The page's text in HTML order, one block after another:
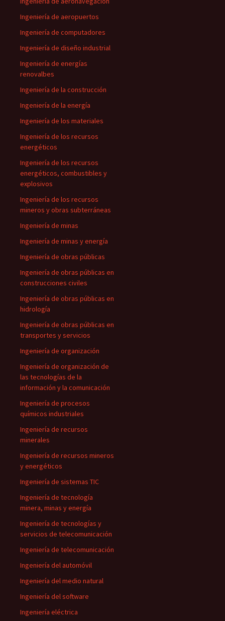
Ingeniería de aeropuertos
Ingeniería de computadores
Ingeniería de diseño industrial
Ingeniería de energías
renovalbes
Ingeniería de la construcción
Ingeniería de la energía
Ingeniería de los materiales
Ingeniería de los recursos
energéticos
Ingeniería de los recursos
energéticos, combustibles y
explosivos
Ingeniería de los recursos
mineros y obras subterráneas
Ingeniería de minas
Ingeniería de minas y energía
Ingeniería de obras públicas
Ingeniería de obras públicas en
construcciones civiles
Ingeniería de obras públicas en
hidrología
Ingeniería de obras públicas en
transportes y servicios
Ingeniería de organización
Ingeniería de organización de
las tecnologías de la
información y la comunicación
Ingeniería de procesos
químicos industriales
Ingeniería de recursos
minerales
Ingeniería de recursos mineros
y energéticos
Ingeniería de sistemas TIC
Ingeniería de tecnología
minera, minas y energía
Ingeniería de tecnologías y
servicios de telecomunicación
Ingeniería de telecomunicación
Ingeniería del automóvil
Ingeniería del medio natural
Ingeniería del software
Ingeniería eléctrica